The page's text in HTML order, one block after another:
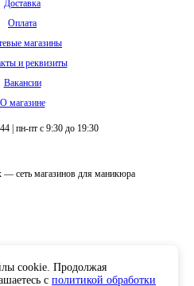
Доставка
Оплата
магазины
и реквизиты
Вакансии
О магазине
пн-пт с 9:30 до 19:30
сеть магазинов для маникюра
cookie. Продолжая
с политикой обработки